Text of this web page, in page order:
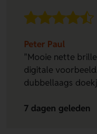
Peter Paul
"Mooie nette
digitale
dubbellaags
7 dagen geleden